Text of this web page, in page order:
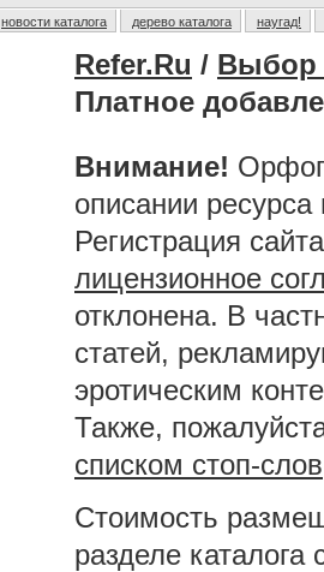
новости каталога дерево каталога наугад!
Refer.Ru / Выбор
Платное
Внимание!
описании
Регистрация
лицензионное
отклонена. В
статей,
эротическим
Также,
списком стоп-слов
Стоимость
разделе каталога